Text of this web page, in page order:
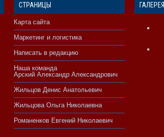
СТРАНИЦЫ
Карта сайта
Маркетинг и логистика
Написать в редакцию
Наша команда
Арский Александр Александрович
Жильцов Денис Анатольевич
Жильцова Ольга Николаевна
Романенков Евгений Николаевич
ГАЛЕРЕЯ